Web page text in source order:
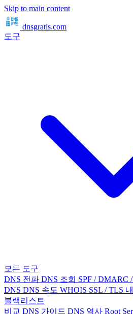
Skip to main content
dnsgratis.com
도구
모든 도구
DNS 전파 DNS 조회 SPF / DMARC
DNS DNS 속도 WHOIS SSL / TLS
블랙리스트
비교 DNS 가이드 DNS 역사 Root